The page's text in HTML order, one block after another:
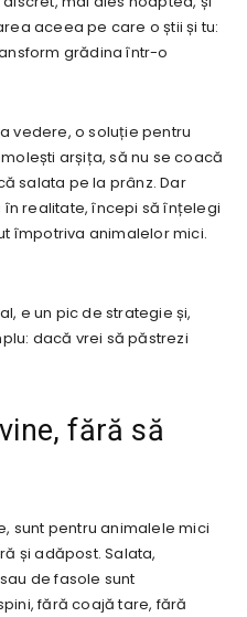
aceea pe care o știi și tu:
grădina într-o
vedere, o soluție pentru
arșița, să nu se coacă
salata pe la prânz. Dar
realitate, începi să înțelegi
împotriva animalelor mici.
e un pic de strategie și,
dacă vrei să păstrezi
fără să
sunt pentru animalele mici
și adăpost. Salata,
de fasole sunt
fără coajă tare, fără